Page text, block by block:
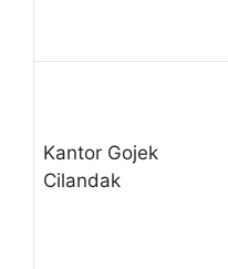
Kantor Gojek
Cilandak